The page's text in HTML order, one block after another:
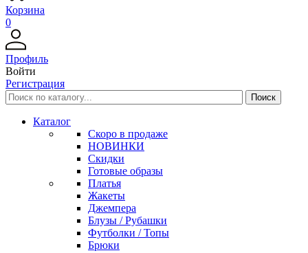
Корзина
0
Профиль
Войти
Регистрация
Каталог
Скоро в продаже
НОВИНКИ
Скидки
Готовые образы
Платья
Жакеты
Джемпера
Блузы / Рубашки
Футболки / Топы
Брюки